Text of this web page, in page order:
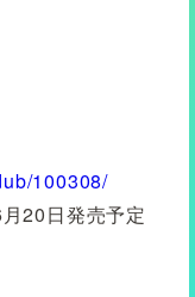
100308/
20日発売予定